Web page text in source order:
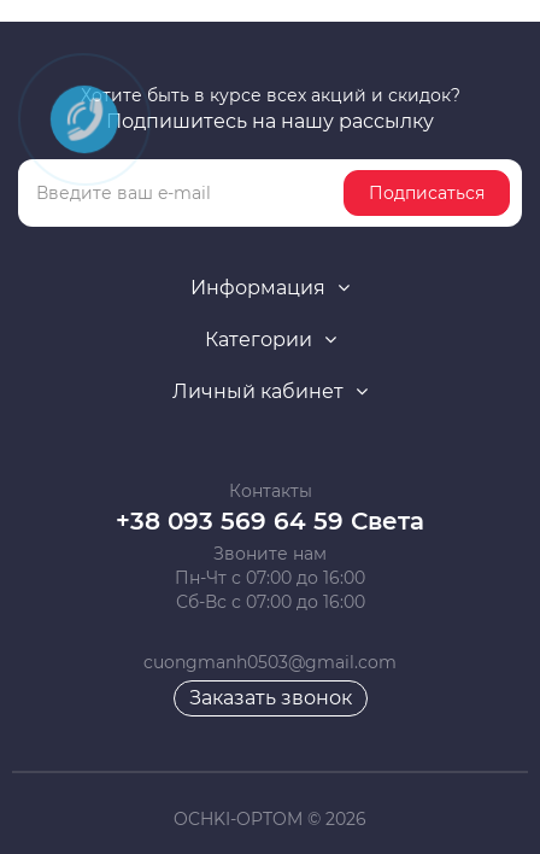
Хотите быть в курсе всех акций и скидок?
Подпишитесь на нашу рассылку
Подписаться
Информация
Категории
Личный кабинет
Контакты
+38 093 569 64 59 Света
Звоните нам
Пн-Чт с 07:00 до 16:00
Сб-Вс с 07:00 до 16:00
cuongmanh0503@gmail.com
Заказать звонок
OCHKI-OPTOM © 2026